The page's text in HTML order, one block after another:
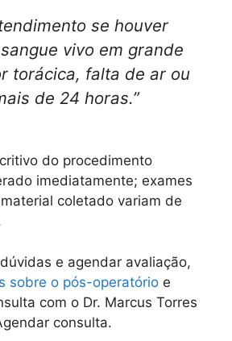
se houver
vivo em grande
torácica, falta de ar ou
de 24 horas.”
do procedimento
imediatamente; exames
coletado variam de
e agendar avaliação,
sobre o pós-operatório e
com o Dr. Marcus Torres
consulta.